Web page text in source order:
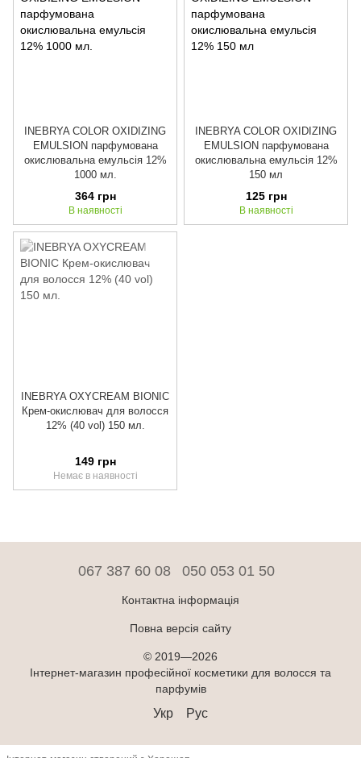
INEBRYA COLOR OXIDIZING
EMULSION парфумована
окислювальна емульсія 12%
1000 мл.
364 грн
В наявності
INEBRYA COLOR OXIDIZING
EMULSION парфумована
окислювальна емульсія 12%
150 мл
125 грн
В наявності
INEBRYA OXYCREAM BIONIC
Крем-окислювач для волосся
12% (40 vol) 150 мл.
149 грн
Немає в наявності
067 387 60 08 050 053 01 50
Контактна інформація
Повна версія сайту
© 2019—2026
Інтернет-магазин професійної косметики для волосся та
парфумів
Укр Рус